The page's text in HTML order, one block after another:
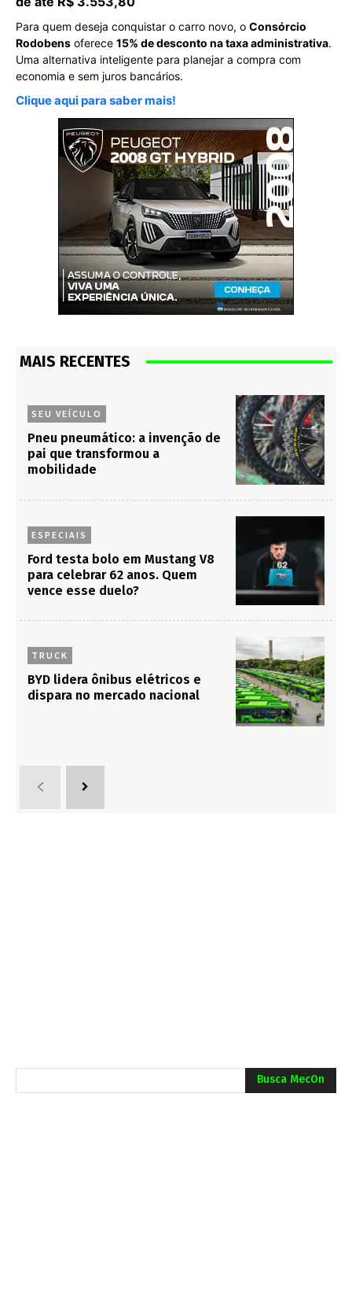
Para quem deseja conquistar o carro novo, o Consórcio
Rodobens oferece 15% de desconto na taxa administrativa.
Uma alternativa inteligente para planejar a compra com
economia e sem juros bancários.
Clique aqui para saber mais!
MAIS RECENTES
SEU VEÍCULO
Pneu pneumático: a invenção de
pai que transformou a
mobilidade
ESPECIAIS
Ford testa bolo em Mustang V8
para celebrar 62 anos. Quem
vence esse duelo?
TRUCK
BYD lidera ônibus elétricos e
dispara no mercado nacional
Busca MecOn